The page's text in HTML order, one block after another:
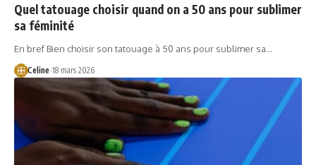
Quel tatouage choisir quand on a 50 ans pour sublimer
sa féminité
En bref Bien choisir son tatouage à 50 ans pour sublimer sa…
Celine 18 mars 2026